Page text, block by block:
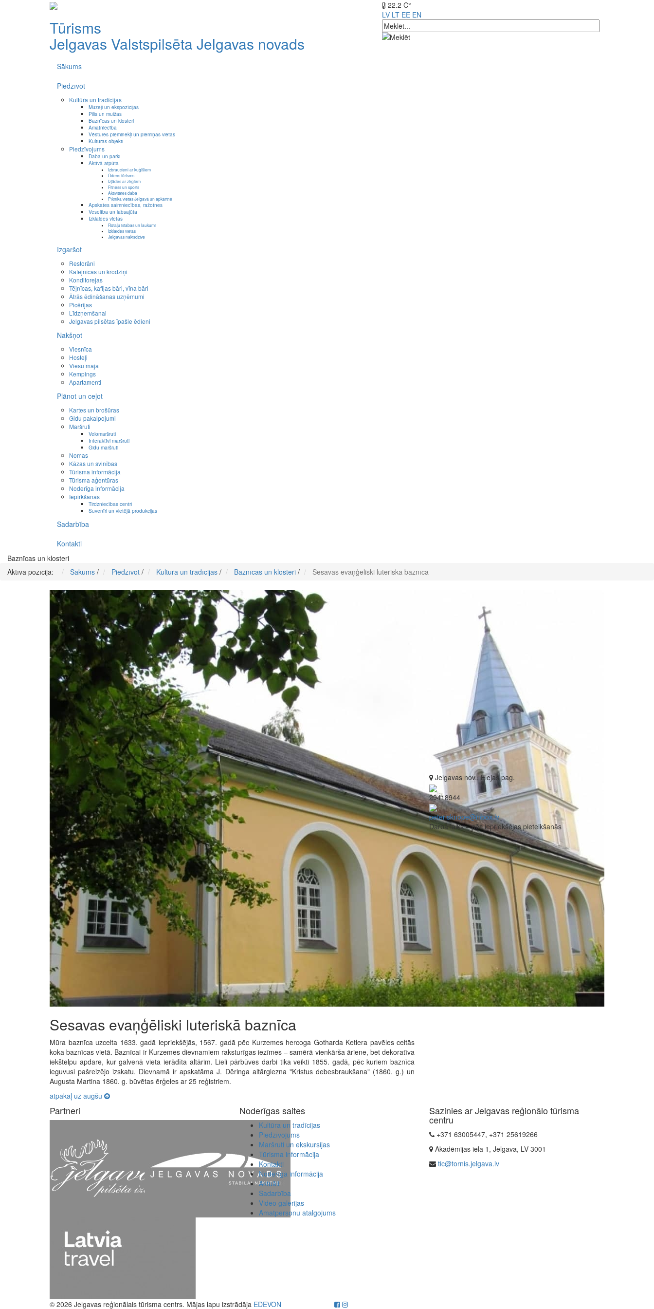
Tūrisms
Jelgavas Valstspilsēta Jelgavas novads
22.2 C°
LV LT EE EN
Sākums
Piedzīvot
Kultūra un tradīcijas
Muzeji un ekspozīcijas
Pilis un muižas
Baznīcas un klosteri
Amatniecība
Vēstures pieminekļi un piemiņas vietas
Kultūras objekti
Piedzīvojums
Daba un parki
Aktīvā atpūta
Izbraucieni ar kuģīšiem
Ūdens tūrisms
Izjādes ar zirgiem
Fitness un sports
Aktivitātes dabā
Piknika vietas Jelgavā un apkārtnē
Apskates saimniecības, ražotnes
Veselība un labsajūta
Izklaides vietas
Rotaļu istabas un laukumi
Izklaides vietas
Jelgavas naktsdzīve
Izgaršot
Restorāni
Kafejnīcas un krodziņi
Konditorejas
Tējnīcas, kafijas bāri, vīna bāri
Ātrās ēdināšanas uzņēmumi
Picērijas
Līdzņemšanai
Jelgavas pilsētas īpašie ēdieni
Nakšņot
Viesnīca
Hosteļi
Viesu māja
Kempings
Apartamenti
Plānot un ceļot
Kartes un brošūras
Gidu pakalpojumi
Maršruti
Velomaršruti
Interaktīvi maršruti
Gidu maršruti
Nomas
Kāzas un svinības
Tūrisma informācija
Tūrisma aģentūras
Noderīga informācija
Iepirkšanās
Tirdzniecības centri
Suvenīri un vietējā produkcijas
Sadarbība
Kontakti
Baznīcas un klosteri
Aktīvā pozīcija:
Sākums / Piedzīvot / Kultūra un tradīcijas / Baznīcas un klosteri / Sesavas evaņģēliski luteriskā baznīca
Sesavas evaņģēliski luteriskā baznīca
Mūra baznīca uzcelta 1633. gadā iepriekšējās, 1567. gadā pēc Kurzemes hercoga Gotharda Ketlera pavēles celtās
koka baznīcas vietā. Baznīcai ir Kurzemes dievnamiem raksturīgas iezīmes – samērā vienkārša āriene, bet dekoratīva
iekštelpu apdare, kur galvenā vieta ierādīta altārim. Lieli pārbūves darbi tika veikti 1855. gadā, pēc kuriem baznīca
ieguvusi pašreizējo izskatu. Dievnamā ir apskatāma J. Dēringa altārglezna "Kristus debesbraukšana" (1860. g.) un
Augusta Martina 1860. g. būvētas ērģeles ar 25 reģistriem.
atpakaļ uz augšu
Jelgavas nov., Elejas pag.
29418944
peterisknope@inbox.lv
Darba laiks – pēc iepriekšējas pieteikšanās
Partneri Noderīgas saites
Kultūra un tradīcijas
Piedzīvojums
Maršruti un ekskursijas
Tūrisma informācija
Kontakti
Noderīga informācija
Aktuāli
Sadarbība
Video galerijas
Amatpersonu atalgojums
Sazinies ar Jelgavas reģionālo tūrisma
centru
+371 63005447, +371 25619266
Akadēmijas iela 1, Jelgava, LV-3001
tic@tornis.jelgava.lv
© 2026 Jelgavas reģionālais tūrisma centrs. Mājas lapu izstrādāja EDEVON